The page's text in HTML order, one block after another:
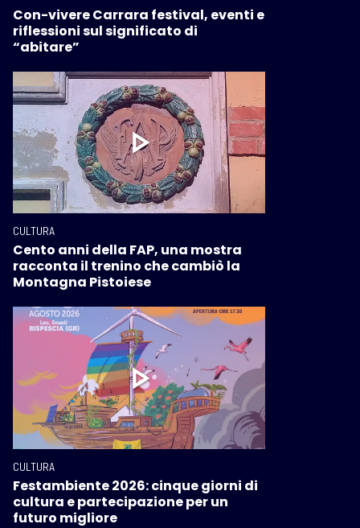
Con-vivere Carrara festival, eventi e
riflessioni sul significato di
“abitare”
CULTURA
Cento anni della FAP, una mostra
racconta il trenino che cambiò la
Montagna Pistoiese
CULTURA
Festambiente 2026: cinque giorni di
cultura e partecipazione per un
futuro migliore